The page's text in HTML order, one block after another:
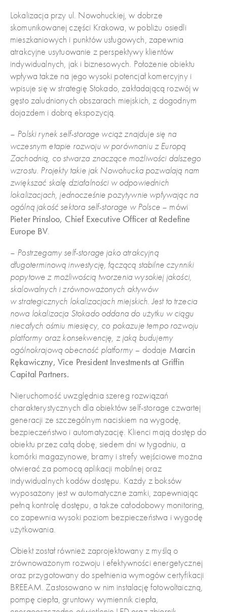
Lokalizacja przy ul. Nowohuckiej, w dobrze
skomunikowanej części Krakowa, w pobliżu osiedli
mieszkaniowych i punktów usługowych, zapewnia
atrakcyjne usytuowanie z perspektywy klientów
indywidualnych, jak i biznesowych. Położenie obiektu
wpływa także na jego wysoki potencjał komercyjny i
wpisuje się w strategię Stokado, zakładającą rozwój w
gęsto zaludnionych obszarach miejskich, z dogodnym
dojazdem i dobrą ekspozycją.
– Polski rynek self-storage wciąż znajduje się na
wczesnym etapie rozwoju w porównaniu z Europą
Zachodnią, co stwarza znaczące możliwości dalszego
wzrostu. Projekty takie jak Nowohucka pozwalają nam
zwiększać skalę działalności w odpowiednich
lokalizacjach, jednocześnie pozytywnie wpływając na
ogólną jakość sektora self-storage w Polsce – mówi
Pieter Prinsloo, Chief Executive Officer at Redefine
Europe BV.
– Postrzegamy self-storage jako atrakcyjną
długoterminową inwestycję, łączącą stabilne czynniki
popytowe z możliwością tworzenia wysokiej jakości,
skalowalnych i zrównoważonych aktywów
w strategicznych lokalizacjach miejskich. Jest to trzecia
nowa lokalizacja Stokado oddana do użytku w ciągu
niecałych ośmiu miesięcy, co pokazuje tempo rozwoju
platformy oraz konsekwencję, z jaką budujemy
ogólnokrajową obecność platformy – dodaje Marcin
Rękawiczny, Vice President Investments at Griffin
Capital Partners.
Nieruchomość uwzględnia szereg rozwiązań
charakterystycznych dla obiektów self-storage czwartej
generacji ze szczególnym naciskiem na wygodę,
bezpieczeństwo i automatyzację. Klienci mają dostęp do
obiektu przez całą dobę, siedem dni w tygodniu, a
komórki magazynowe, bramy i strefy wejściowe można
otwierać za pomocą aplikacji mobilnej oraz
indywidualnych kodów dostępu. Każdy z boksów
wyposażony jest w automatyczne zamki, zapewniając
pełną kontrolę dostępu, a także całodobowy monitoring,
co zapewnia wysoki poziom bezpieczeństwa i wygodę
użytkowania.
Obiekt został również zaprojektowany z myślą o
zrównoważonym rozwoju i efektywności energetycznej
oraz przygotowany do spełnienia wymogów certyfikacji
BREEAM. Zastosowano w nim instalację fotowoltaiczną,
pompę ciepła, gruntowy wymiennik ciepła,